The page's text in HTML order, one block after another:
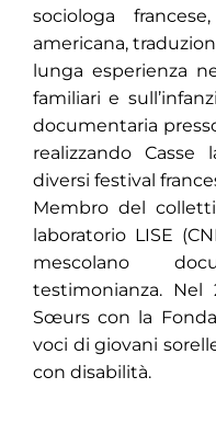
sociologa
americana,
lunga esperienza
familiari e
documentaria
realizzando Casse
diversi festival
Membro del
laboratorio LISE
mescolano
testimonianza.
Sœurs con la
voci di giovani
con disabilità.